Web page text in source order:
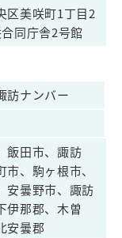
区美咲町1丁目2
同庁舎2号館
訪ナンバー
飯田市、諏訪
、駒ヶ根市、
安曇野市、諏訪
伊那郡、木曽
安曇郡